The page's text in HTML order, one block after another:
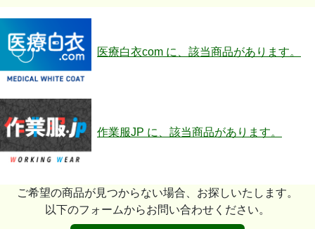
医療白衣com に、該当商品があります。
作業服JP に、該当商品があります。
ご希望の商品が見つからない場合、お探しいたします。
以下のフォームからお問い合わせください。